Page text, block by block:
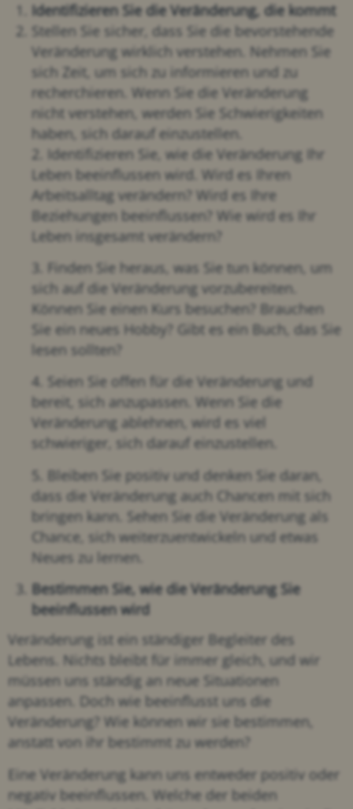
Identifizieren Sie die Veränderung, die kommt
Stellen Sie sicher, dass Sie die bevorstehende
Veränderung wirklich verstehen. Nehmen Sie
sich Zeit, um sich zu informieren und zu
recherchieren. Wenn Sie die Veränderung
nicht verstehen, werden Sie Schwierigkeiten
haben, sich darauf einzustellen.
2. Identifizieren Sie, wie die Veränderung Ihr
Leben beeinflussen wird. Wird es Ihren
Arbeitsalltag verändern? Wird es Ihre
Beziehungen beeinflussen? Wie wird es Ihr
Leben insgesamt verändern?
3. Finden Sie heraus, was Sie tun können, um
sich auf die Veränderung vorzubereiten.
Können Sie einen Kurs besuchen? Brauchen
Sie ein neues Hobby? Gibt es ein Buch, das Sie
lesen sollten?
4. Seien Sie offen für die Veränderung und
bereit, sich anzupassen. Wenn Sie die
Veränderung ablehnen, wird es viel
schwieriger, sich darauf einzustellen.
5. Bleiben Sie positiv und denken Sie daran,
dass die Veränderung auch Chancen mit sich
bringen kann. Sehen Sie die Veränderung als
Chance, sich weiterzuentwickeln und etwas
Neues zu lernen.
Bestimmen Sie, wie die Veränderung Sie
beeinflussen wird
Veränderung ist ein ständiger Begleiter des
Lebens. Nichts bleibt für immer gleich, und wir
müssen uns ständig an neue Situationen
anpassen. Doch wie beeinflusst uns die
Veränderung? Wie können wir sie bestimmen,
anstatt von ihr bestimmt zu werden?
Eine Veränderung kann uns entweder positiv oder
negativ beeinflussen. Welche der beiden